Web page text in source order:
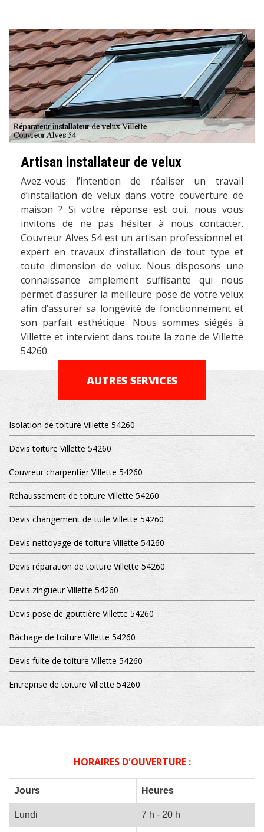
Artisan installateur de velux
Avez-vous l’intention de réaliser un travail
d’installation de velux dans votre couverture de
maison ? Si votre réponse est oui, nous vous
invitons de ne pas hésiter à nous contacter.
Couvreur Alves 54 est un artisan professionnel et
expert en travaux d’installation de tout type et
toute dimension de velux. Nous disposons une
connaissance amplement suffisante qui nous
permet d’assurer la meilleure pose de votre velux
afin d’assurer sa longévité de fonctionnement et
son parfait esthétique. Nous sommes siégés à
Villette et intervient dans toute la zone de Villette
54260.
AUTRES SERVICES
Isolation de toiture Villette 54260
Devis toiture Villette 54260
Couvreur charpentier Villette 54260
Rehaussement de toiture Villette 54260
Devis changement de tuile Villette 54260
Devis nettoyage de toiture Villette 54260
Devis réparation de toiture Villette 54260
Devis zingueur Villette 54260
Devis pose de gouttière Villette 54260
Bâchage de toiture Villette 54260
Devis fuite de toiture Villette 54260
Entreprise de toiture Villette 54260
HORAIRES D'OUVERTURE :
Jours Heures
Lundi 7 h - 20 h